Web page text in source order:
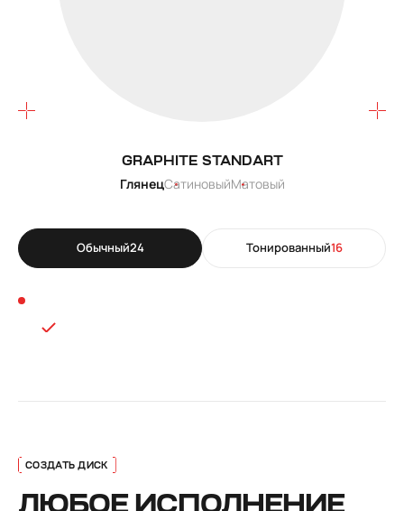
Обычный24 Тонированный16
GRAPHITE STANDART
ГлянецСатиновыйМатовый
ЛЮБОЕ ИСПОЛНЕНИЕ